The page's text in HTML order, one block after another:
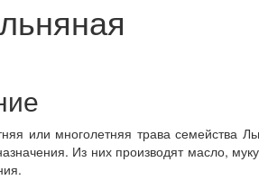
или многолетняя трава семейства
Из них производят масло,